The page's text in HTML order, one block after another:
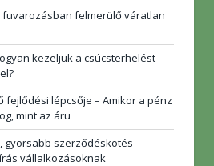
felmerülő váratlan
kezeljük a csúcsterhelést
fejlődési lépcsője – Amikor a pénz
mint az áru
gyorsabb szerződéskötés –
vállalkozásoknak